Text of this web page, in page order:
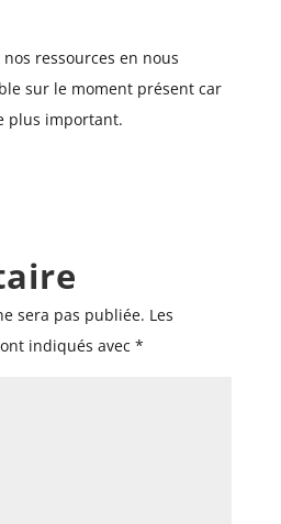
ressources en nous
sur le moment présent car
plus important.
sera pas publiée. Les
indiqués avec *